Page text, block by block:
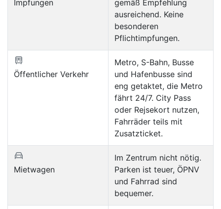
Impfungen
gemäß Empfehlung
ausreichend. Keine
besonderen
Pflichtimpfungen.
Öffentlicher Verkehr
Metro, S-Bahn, Busse
und Hafenbusse sind
eng getaktet, die Metro
fährt 24/7. City Pass
oder Rejsekort nutzen,
Fahrräder teils mit
Zusatzticket.
Mietwagen
Im Zentrum nicht nötig.
Parken ist teuer, ÖPNV
und Fahrrad sind
bequemer.